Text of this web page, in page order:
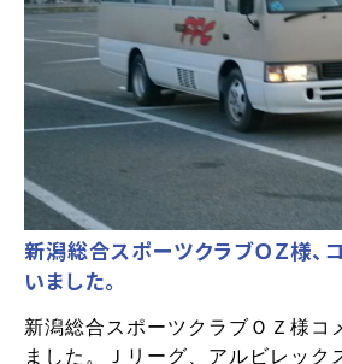
新潟総合スポーツクラブＯＺ様、
いました。
新潟総合スポーツクラブＯＺ様コ
ました。Ｊリーグ、アルビレック